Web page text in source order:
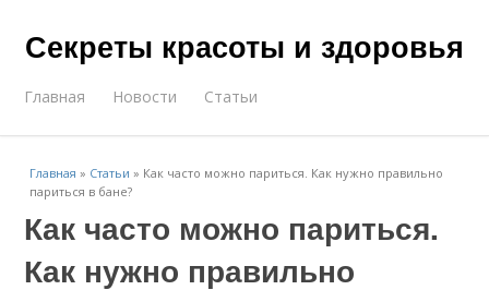
Секреты красоты и здоровья
Главная Новости Статьи
Главная » Статьи » Как часто можно париться. Как нужно правильно
париться в бане?
Как часто можно париться.
Как нужно правильно